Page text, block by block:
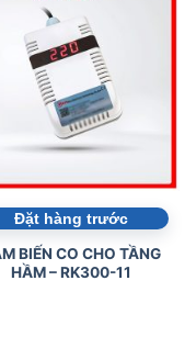
Đặt hàng trước
BIẾN CO CHO TẦNG
HẦM – RK300-11